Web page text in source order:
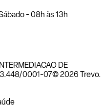
- 08h às 13h
DE
0001-07© 2026 Trevo.